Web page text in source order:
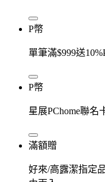
P幣
單筆滿$999送
P幣
星展PChome聯名
滿額贈
好來/高露潔指定